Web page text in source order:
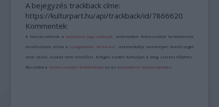
A bejegyzés trackback címe:
https://kulturpart.hu/api/trackback/id/7866620
Kommentek:
A hozzászólások avonatkozó jogszabályok értelmében felhasználói tartalomnak
minősülnek, értük a szolgáltatás technikai üzemeltetője semmilyen felelősséget
nem vállal, azokat nem ellenőrzi. Kifogás esetén forduljon a blog szerkesztőjéhez.
Részletek a Felhasználási feltételekben és azadatvédelmi tájékoztatóban